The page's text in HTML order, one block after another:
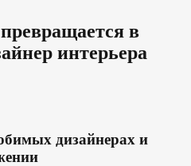
в
интерьера
дизайнерах и